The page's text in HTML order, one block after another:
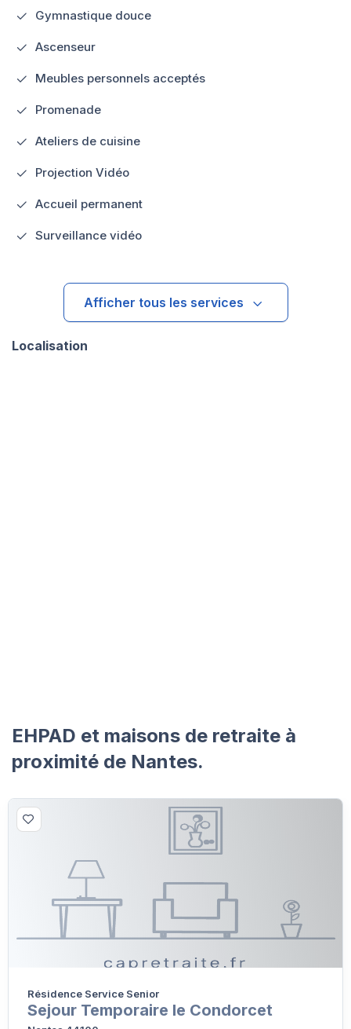
Gymnastique douce
Ascenseur
Meubles personnels acceptés
Promenade
Ateliers de cuisine
Projection Vidéo
Accueil permanent
Surveillance vidéo
Afficher tous les services
Localisation
EHPAD et maisons de retraite à
proximité de Nantes.
Résidence Service Senior
Sejour Temporaire le Condorcet